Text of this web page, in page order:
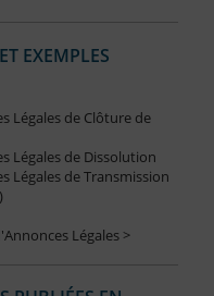
EXEMPLES
Légales de Clôture de
Légales de Dissolution
Légales de Transmission
Légales >